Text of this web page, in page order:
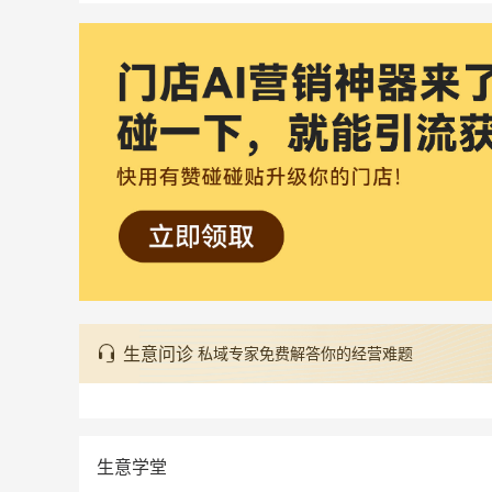
生意问诊 私域专家免费解答你的经营难题
生意学堂